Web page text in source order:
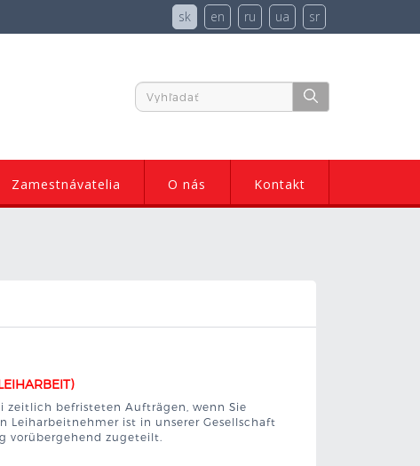
sk en ru ua sr
Zamestnávatelia O nás Kontakt
zeitlich befristeten Aufträgen, wenn Sie
Leiharbeitnehmer ist in unserer Gesellschaft
vorübergehend zugeteilt.